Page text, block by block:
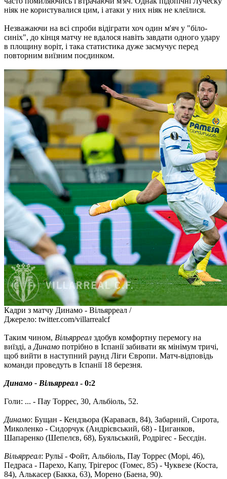
ніяк не користувалися цим, і атаки у них ніяк не клеїлися.
Незважаючи на всі спроби відіграти хоч один м'яч у "біло-
синіх", до кінця матчу не вдалося навіть завдати одного удару
в площину воріт, і така статистика дуже засмучує перед
повторним виїзним поєдинком.
Кадри з матчу Динамо - Вільярреал /
Джерело: twitter.com/villarrealcf
Таким чином, Вільярреал здобув комфортну перемогу на
виїзді, а Динамо потрібно в Іспанії забивати як мінімум тричі,
щоб вийти в наступний раунд Ліги Європи. Матч-відповідь
команди проведуть в Іспанії 18 березня.
Динамо - Вільярреал - 0:2
Голи: ... - Пау Торрес, 30, Альбіоль, 52.
Динамо: Бущан - Кендзьора (Караваєв, 84), Забарний, Сирота,
Миколенко - Сидорчук (Андрієвський, 68) - Циганков,
Шапаренко (Шепелєв, 68), Буяльський, Родрігес - Бесєдін.
Вільярреал: Рульї - Фойт, Альбіоль, Пау Торрес (Морі, 46),
Педраса - Парехо, Капу, Трігерос (Гомес, 85) - Чуквезе (Коста,
84), Алькасер (Бакка, 63), Морено (Баена, 90).